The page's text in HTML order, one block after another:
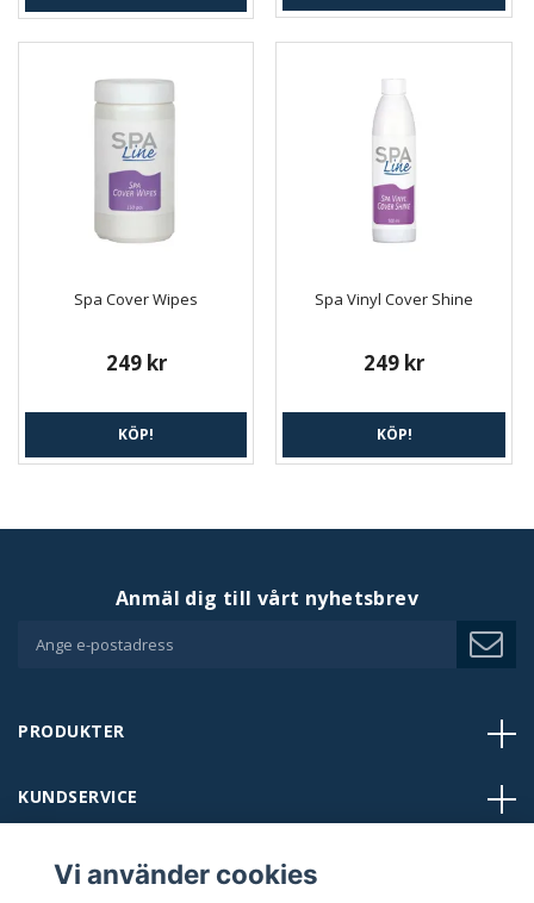
Spa Cover Wipes
249 kr
KÖP!
Spa Vinyl Cover Shine
249 kr
KÖP!
PRODUKTER
Anmäl dig till vårt nyhetsbrev
KUNDSERVICE
BUTIKERVi använder cookies